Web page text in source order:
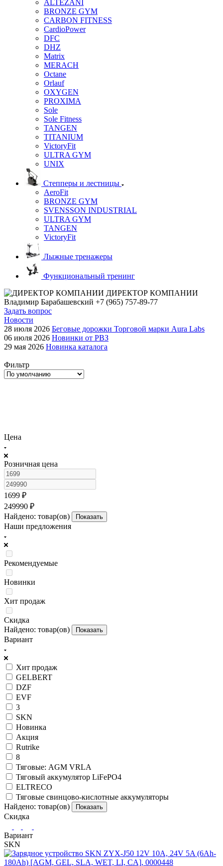
ALTEZANI
BRONZE GYM
CARBON FITNESS
CardioPower
DFC
DHZ
Matrix
MERACH
Octane
Orlauf
OXYGEN
PROXIMA
Sole
Sole Fitness
TANGEN
TITANIUM
VictoryFit
ULTRA GYM
UNIX
Степперы и лестницы
AeroFit
BRONZE GYM
SVENSSON INDUSTRIAL
ULTRA GYM
TANGEN
VictoryFit
Лыжные тренажеры
Функциональный тренинг
ДИРЕКТОР КОМПАНИИ
Владимир Барабашевский +7 (965) 757-89-77
Задать вопрос
Новости
28 июля 2026 Беговые дорожки Торговой марки Aura Labs
06 июля 2026 Новинки от РВЗ
29 мая 2026 Новинка каталога
Фильтр
Цена
Розничная цена
1699 ₽
249990 ₽
Найдено: товар(ов) Показать
Наши предложения
Рекомендуемые
Новинки
Хит продаж
Скидка
Найдено: товар(ов) Показать
Вариант
Хит продаж
GELBERT
DZF
EVF
3
SKN
Новинка
Акция
Rutrike
8
Тяговые: AGM VRLA
Тяговый аккумулятор LiFePO4
ELTRECO
Тяговые свинцово-кислотные аккумуляторы
Найдено: товар(ов) Показать
Скидка
Вариант
SKN